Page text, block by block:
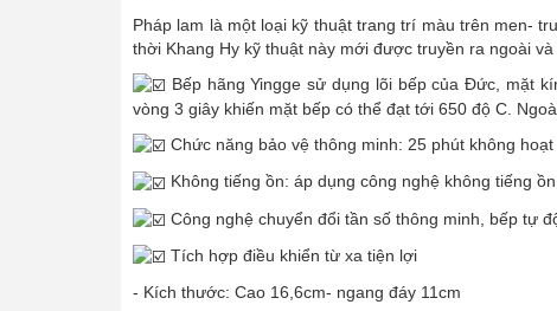
Pháp lam là một loại kỹ thuật trang trí màu trên men-
thời Khang Hy kỹ thuật này mới được truyền ra ngoài
Bếp hãng Yingge sử dụng lõi bếp của Đức, mặt
vòng 3 giây khiến mặt bếp có thể đạt tới 650 độ C.
Chức năng bảo vệ thông minh: 25 phút không
Không tiếng ồn: áp dụng công nghệ không tiếng
Công nghệ chuyển đổi tần số thông minh, bếp tự
Tích hợp điều khiển từ xa tiện lợi
- Kích thước: Cao 16,6cm- ngang đáy 11cm